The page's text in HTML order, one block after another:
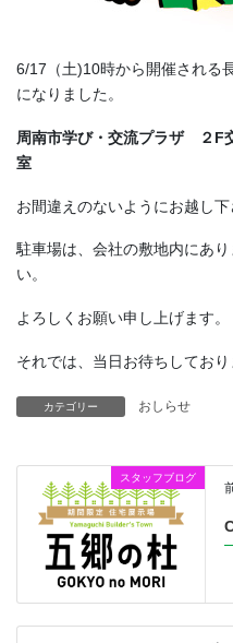
6/17（土)10時から開催される
になりました。
周南市学び・交流プラザ ２
室
お間違えのないようにお越し下
駐車場は、会社の敷地内にあ
い。
よろしくお願い申し上げます。
それでは、当日お待ちしており
カテゴリー おしらせ
スタッフブログ